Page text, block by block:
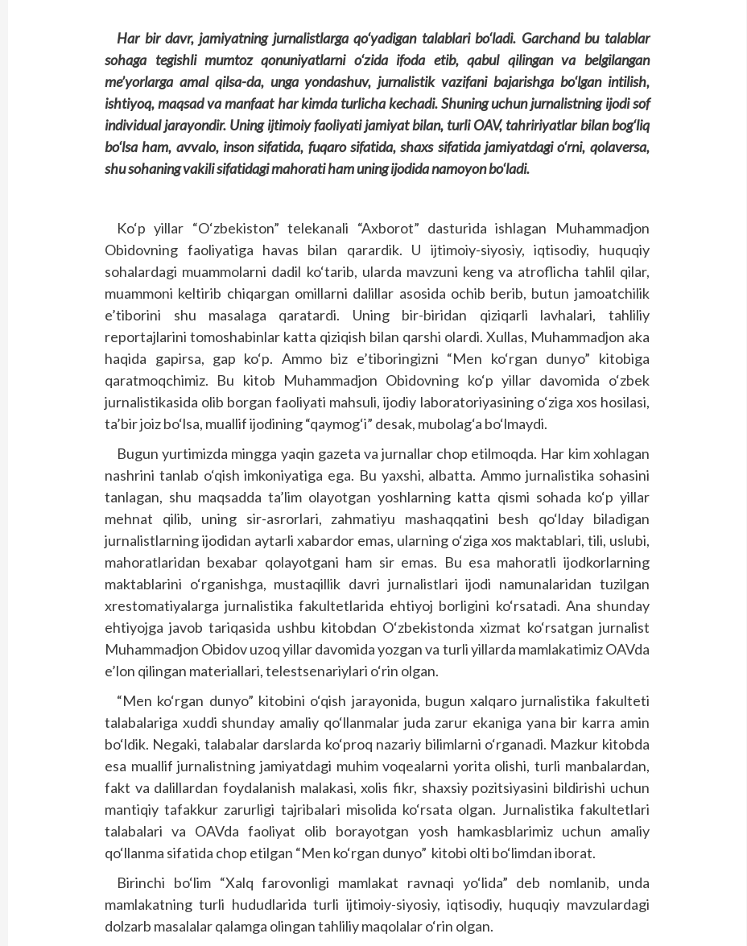
Har bir davr, jamiyatning jurnalistlarga qo‘yadigan talablari bo‘ladi. Garchand bu talablar
sohaga tegishli mumtoz qonuniyatlarni o‘zida ifoda etib, qabul qilingan va belgilangan
me’yorlarga amal qilsa-da, unga yondashuv, jurnalistik vazifani bajarishga bo‘lgan intilish,
ishtiyoq, maqsad va manfaat har kimda turlicha kechadi. Shuning uchun jurnalistning ijodi sof
individual jarayondir. Uning ijtimoiy faoliyati jamiyat bilan, turli OAV, tahririyatlar bilan bog‘liq
bo‘lsa ham, avvalo, inson sifatida, fuqaro sifatida, shaxs sifatida jamiyatdagi o‘rni, qolaversa,
shu sohaning vakili sifatidagi mahorati ham uning ijodida namoyon bo‘ladi.
Ko‘p yillar “O‘zbekiston” telekanali “Axborot” dasturida ishlagan Muhammadjon
Obidovning faoliyatiga havas bilan qarardik. U ijtimoiy-siyosiy, iqtisodiy, huquqiy
sohalardagi muammolarni dadil ko‘tarib, ularda mavzuni keng va atroflicha tahlil qilar,
muammoni keltirib chiqargan omillarni dalillar asosida ochib berib, butun jamoatchilik
e’tiborini shu masalaga qaratardi. Uning bir-biridan qiziqarli lavhalari, tahliliy
reportajlarini tomoshabinlar katta qiziqish bilan qarshi olardi. Xullas, Muhammadjon aka
haqida gapirsa, gap ko‘p. Ammo biz e’tiboringizni “Men ko‘rgan dunyo” kitobiga
qaratmoqchimiz. Bu kitob Muhammadjon Obidovning ko‘p yillar davomida o‘zbek
jurnalistikasida olib borgan faoliyati mahsuli, ijodiy laboratoriyasining o‘ziga xos hosilasi,
ta’bir joiz bo‘lsa, muallif ijodining “qaymog‘i” desak, mubolag‘a bo‘lmaydi.
Bugun yurtimizda mingga yaqin gazeta va jurnallar chop etilmoqda. Har kim xohlagan
nashrini tanlab o‘qish imkoniyatiga ega. Bu yaxshi, albatta. Ammo jurnalistika sohasini
tanlagan, shu maqsadda ta’lim olayotgan yoshlarning katta qismi sohada ko‘p yillar
mehnat qilib, uning sir-asrorlari, zahmatiyu mashaqqatini besh qo‘lday biladigan
jurnalistlarning ijodidan aytarli xabardor emas, ularning o‘ziga xos maktablari, tili, uslubi,
mahoratlaridan bexabar qolayotgani ham sir emas. Bu esa mahoratli ijodkorlarning
maktablarini o‘rganishga, mustaqillik davri jurnalistlari ijodi namunalaridan tuzilgan
xrestomatiyalarga jurnalistika fakultetlarida ehtiyoj borligini ko‘rsatadi. Ana shunday
ehtiyojga javob tariqasida ushbu kitobdan O‘zbekistonda xizmat ko‘rsatgan jurnalist
Muhammadjon Obidov uzoq yillar davomida yozgan va turli yillarda mamlakatimiz OAVda
e’lon qilingan materiallari, telestsenariylari o‘rin olgan.
“Men ko‘rgan dunyo” kitobini o‘qish jarayonida, bugun xalqaro jurnalistika fakulteti
talabalariga xuddi shunday amaliy qo‘llanmalar juda zarur ekaniga yana bir karra amin
bo‘ldik. Negaki, talabalar darslarda ko‘proq nazariy bilimlarni o‘rganadi. Mazkur kitobda
esa muallif jurnalistning jamiyatdagi muhim voqealarni yorita olishi, turli manbalardan,
fakt va dalillardan foydalanish malakasi, xolis fikr, shaxsiy pozitsiyasini bildirishi uchun
mantiqiy tafakkur zarurligi tajribalari misolida ko‘rsata olgan. Jurnalistika fakultetlari
talabalari va OAVda faoliyat olib borayotgan yosh hamkasblarimiz uchun amaliy
qo‘llanma sifatida chop etilgan “Men ko‘rgan dunyo” kitobi olti bo‘limdan iborat.
Birinchi bo‘lim “Xalq farovonligi mamlakat ravnaqi yo‘lida” deb nomlanib, unda
mamlakatning turli hududlarida turli ijtimoiy-siyosiy, iqtisodiy, huquqiy mavzulardagi
dolzarb masalalar qalamga olingan tahliliy maqolalar o‘rin olgan.